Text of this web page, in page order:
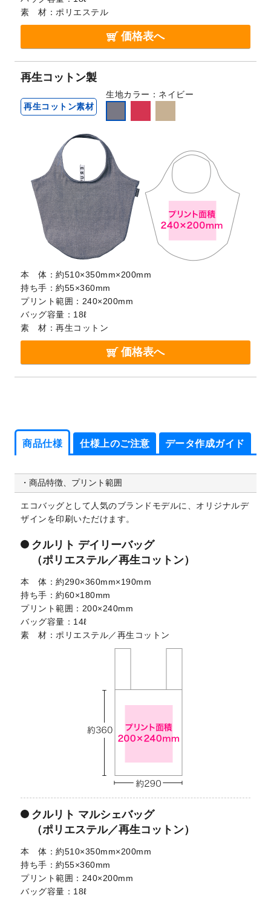
素 材： ポリエステル
価格表へ
再生コットン製
再生コットン素材
生地カラー ネイビー
本 体： 約510×350mm×200mm
持ち手： 約55×360mm
プリント範囲： 240×200mm
バッグ容量： 18ℓ
素 材： 再生コットン
価格表へ
商品仕様 仕様上のご注意 データ作成ガイド
商品仕様 仕様上のご注意 データ作成ガイド
商品特徴、プリント範囲
エコバッグとして人気のブランドモデルに、オリジナルデ
ザインを印刷いただけます。
クルリト デイリーバッグ
（ポリエステル／再生コットン）
本 体
約290×360mm×190mm
持ち手
約60×180mm
プリント範囲
200×240mm
バッグ容量
14ℓ
素 材
ポリエステル／再生コットン
クルリト マルシェバッグ
（ポリエステル／再生コットン）
本 体
約510×350mm×200mm
持ち手
約55×360mm
プリント範囲
240×200mm
バッグ容量
18ℓ